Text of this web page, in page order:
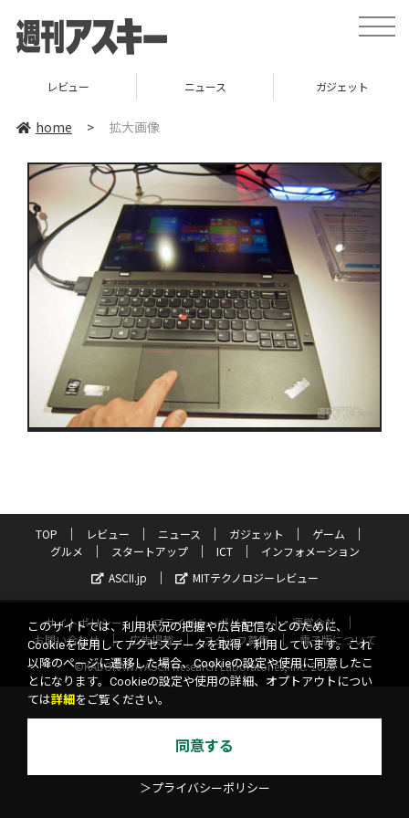
toggle
レビュー ニュース ガジェット
home > 拡大画像
TOP レビュー ニュース ガジェット
ゲーム
グルメ
スタートアップ ICT
インフォメーション
ASCII.jp
MITテクノロジーレビュー
サイトポリシー プライバシーポリシー
運営会社
お問い合わせ
広告掲載 スタッフ募集
電子版について
©KADOKAWA ASCII Research Laboratories, Inc. 2026
このサイトでは、利用状況の把握や広告配信などのために、
Cookieを使用してアクセスデータを取得・利用しています。これ
以降のページに遷移した場合、Cookieの設定や使用に同意したこ
とになります。Cookieの設定や使用の詳細、オプトアウトについ
ては詳細 をご覧ください。
同意する
＞プライバシーポリシー